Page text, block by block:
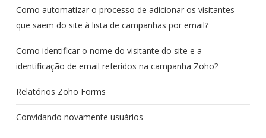
Como automatizar o processo de adicionar os visitantes
que saem do site à lista de campanhas por email?
Como identificar o nome do visitante do site e a
identificação de email referidos na campanha Zoho?
Relatórios Zoho Forms
Convidando novamente usuários